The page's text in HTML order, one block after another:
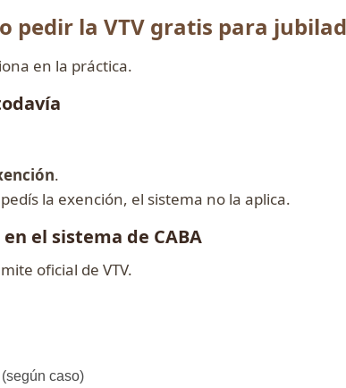
pedir la VTV gratis para
en la práctica.
.
la exención, el sistema no la aplica.
el sistema de CABA
oficial de VTV.
caso)